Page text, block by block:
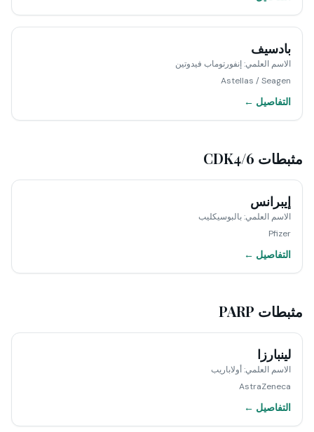
بادسيف
الاسم العلمي:إنفورتوماب فيدوتين
Astellas / Seagen
التفاصيل ←
مثبطات CDK4/6
إيبرانس
الاسم العلمي:بالبوسيكليب
Pfizer
التفاصيل ←
مثبطات PARP
لينبارزا
الاسم العلمي:أولاباريب
AstraZeneca
التفاصيل ←